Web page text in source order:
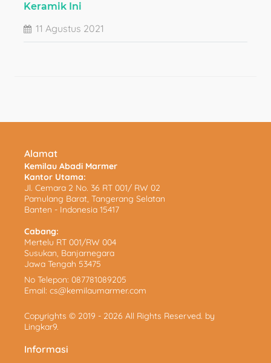
Keramik Ini
11 Agustus 2021
Alamat
Kemilau Abadi Marmer
Kantor Utama:
Jl. Cemara 2 No. 36 RT 001/ RW 02
Pamulang Barat, Tangerang Selatan
Banten - Indonesia 15417
Cabang:
Mertelu RT 001/RW 004
Susukan, Banjarnegara
Jawa Tengah 53475
No Telepon: 087781089205
Email: cs@kemilaumarmer.com
Copyrights © 2019 - 2026 All Rights Reserved. by
Lingkar9.
Informasi